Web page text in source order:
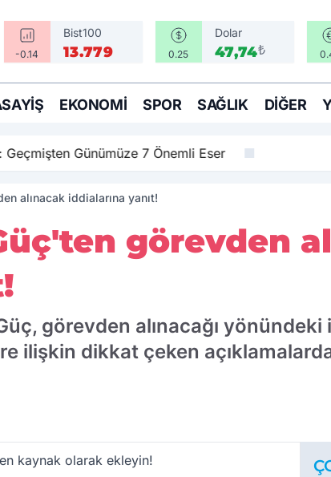
-0.14
Bist100
13.779 0.25
Dolar
47,74₺
EKONOMI SPOR SAĞLIK DIĞER
Geçmişten Günümüze 7 Önemli Eser
alınacak iddialarına yanıt!
görevden
görevden alınacağı
ilişkin dikkat çeken
kaynak olarak ekleyin!